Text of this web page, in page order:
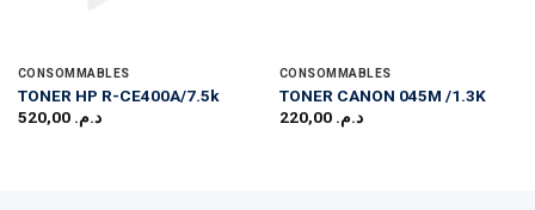
CONSOMMABLES
TONER HP R-CE400A/7.5k
د.م. 520,00
CONSOMMABLES
TONER CANON 045M /1.3K
د.م. 220,00